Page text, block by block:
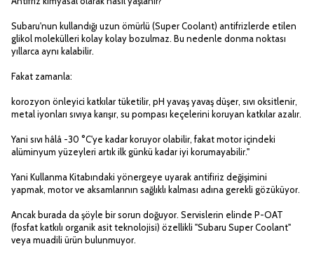
Subaru'nun kullandığı uzun ömürlü (Super Coolant) antifrizlerde etilen
glikol molekülleri kolay kolay bozulmaz. Bu nedenle donma noktası
yıllarca aynı kalabilir.
Fakat zamanla:
korozyon önleyici katkılar tüketilir, pH yavaş yavaş düşer, sıvı oksitlenir,
metal iyonları sıvıya karışır, su pompası keçelerini koruyan katkılar azalır.
Yani sıvı hâlâ -30 °C'ye kadar koruyor olabilir, fakat motor içindeki
alüminyum yüzeyleri artık ilk günkü kadar iyi korumayabilir."
Yani Kullanma Kitabındaki yönergeye uyarak antifiriz değişimini
yapmak, motor ve aksamlarının sağlıklı kalması adına gerekli gözüküyor.
Ancak burada da şöyle bir sorun doğuyor. Servislerin elinde P-OAT
(fosfat katkılı organik asit teknolojisi) özellikli "Subaru Super Coolant"
veya muadili ürün bulunmuyor.